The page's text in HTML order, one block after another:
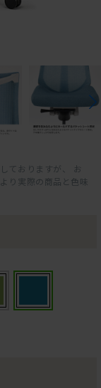
ておりますが、 お
り実際の商品と色味